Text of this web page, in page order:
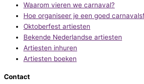
Waarom vieren we carnaval?
Hoe organiseer je een goed
Oktoberfest artiesten
Bekende Nederlandse artiesten
Artiesten inhuren
Artiesten boeken
Contact